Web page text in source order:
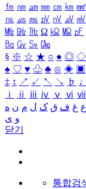
㎙ ㎚ ㎛ ㎜ ㎝ ㎞ ㎟
㎱ ㎲ ㎳ ㎴ ㎵ ㎶ ㎷
㎒ ㎓ ㎔ Ω ㏀ ㏁ ㎊
㏃ ㏉ ㏜ ㏆
§ ※ ☆ ★ ○ ● ◎ ◇
♠ ♡ ♥ ♧ ♣ ⊙ ◈ ▣
‡ ↕ ↗ ↙ ↖ ↘ ♭ ♩
ⅰ
ⅱ ⅲ ⅳ ⅴ ⅵ ⅶ
ع غ ف ق ک ل م ن ه
و ی
닫기
통합검